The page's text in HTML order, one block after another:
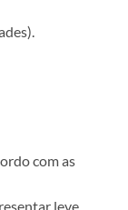
com as
leve